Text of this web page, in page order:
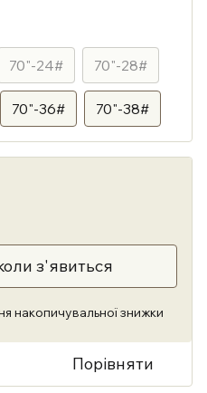
70"-24# 70"-28#
70"-36# 70"-38#
з'явиться
накопичувальної знижки
Порівняти